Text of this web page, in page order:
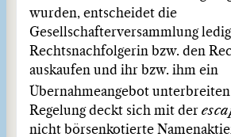
wurden, entscheidet die
Gesellschafterversammlung
Rechtsnachfolgerin bzw. den
auskaufen und ihr bzw. ihm ein
Übernahmeangebot
Regelung deckt sich mit der
nicht börsenkotierte